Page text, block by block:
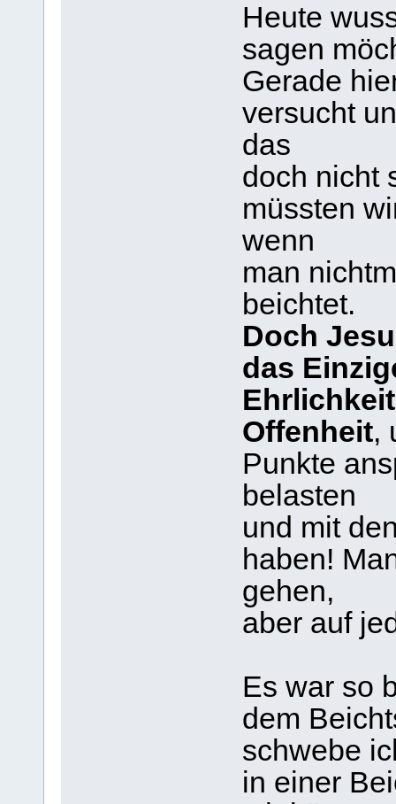
Heute
sagen
Gerade
versucht
das
doch nicht
müssten
wenn
man
beichtet.
Doch
das
Offenheit,
Punkte
belasten
und mit
haben!
gehen,
aber auf
Es war so
dem
schwebe
in einer